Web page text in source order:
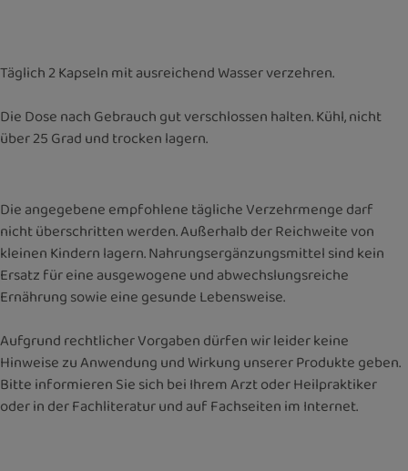
Täglich 2 Kapseln mit ausreichend Wasser verzehren.
Die Dose nach Gebrauch gut verschlossen halten. Kühl, nicht
über 25 Grad und trocken lagern.
Die angegebene empfohlene tägliche Verzehrmenge darf
nicht überschritten werden. Außerhalb der Reichweite von
kleinen Kindern lagern. Nahrungsergänzungsmittel sind kein
Ersatz für eine ausgewogene und abwechslungsreiche
Ernährung sowie eine gesunde Lebensweise.
Aufgrund rechtlicher Vorgaben dürfen wir leider keine
Hinweise zu Anwendung und Wirkung unserer Produkte geben.
Bitte informieren Sie sich bei Ihrem Arzt oder Heilpraktiker
oder in der Fachliteratur und auf Fachseiten im Internet.